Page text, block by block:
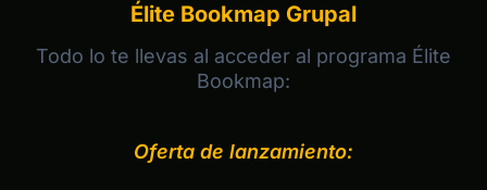
Élite Bookmap Grupal
Todo lo te llevas al acceder al programa Élite
Bookmap:
Oferta de lanzamiento: